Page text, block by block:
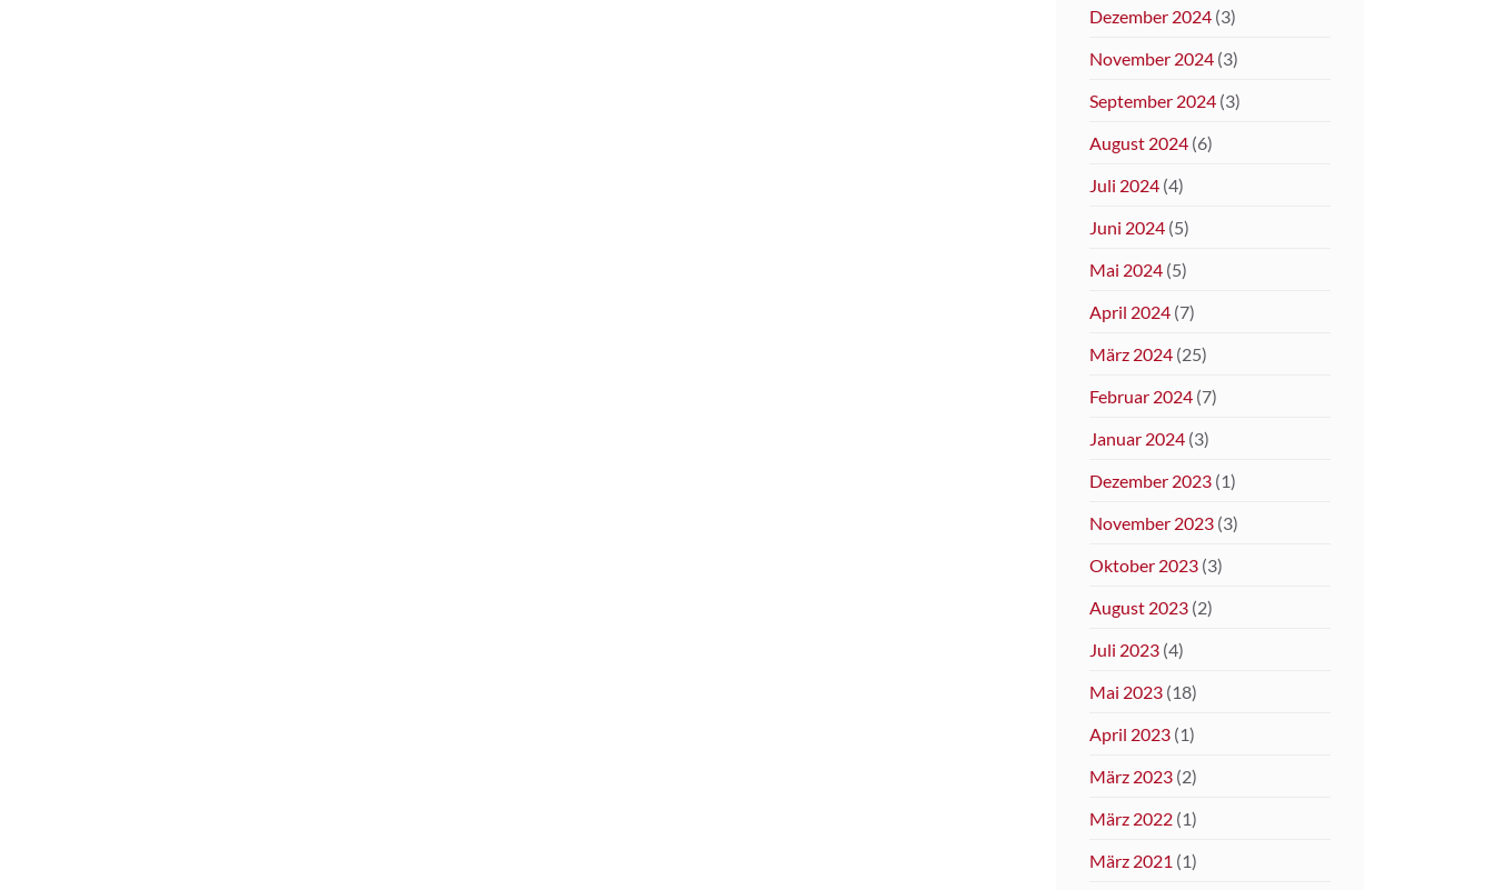
Dezember 2024(3)
November 2024(3)
September 2024(3)
August 2024(6)
Juli 2024(4)
Juni 2024(5)
Mai 2024(5)
April 2024(7)
März 2024(25)
Februar 2024(7)
Januar 2024(3)
Dezember 2023(1)
November 2023(3)
Oktober 2023(3)
August 2023(2)
Juli 2023(4)
Mai 2023(18)
April 2023(1)
März 2023(2)
März 2022(1)
März 2021 (1)